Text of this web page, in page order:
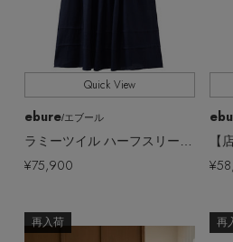
【エディターズ・エッセンシ
ベーシックとトレンドが交差
Quick View
ebure/エブール
¥75,900
再入荷 再